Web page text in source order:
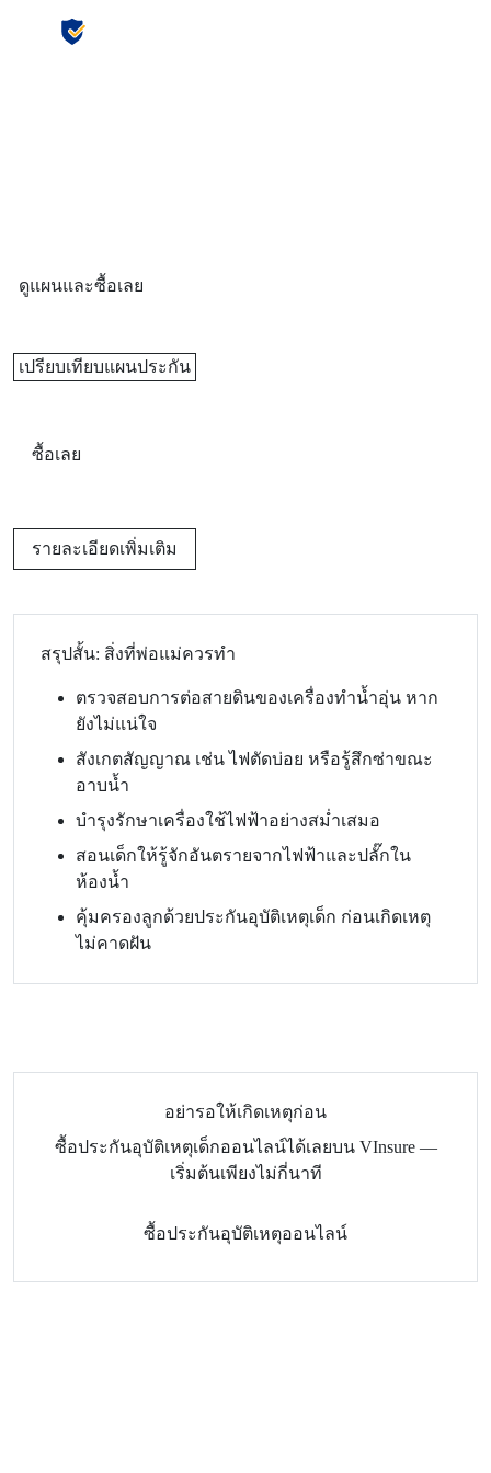
ดูแผนและซื้อเลย
เปรียบเทียบแผนประกัน
ซื้อเลย
รายละเอียดเพิ่มเติม
สรุปสั้น: สิ่งที่พ่อแม่ควรทำ
ตรวจสอบการต่อสายดินของเครื่องทำน้ำอุ่น หาก
ยังไม่แน่ใจ
สังเกตสัญญาณ เช่น ไฟตัดบ่อย หรือรู้สึกซ่าขณะ
อาบน้ำ
บำรุงรักษาเครื่องใช้ไฟฟ้าอย่างสม่ำเสมอ
สอนเด็กให้รู้จักอันตรายจากไฟฟ้าและปลั๊กใน
ห้องน้ำ
คุ้มครองลูกด้วยประกันอุบัติเหตุเด็ก ก่อนเกิดเหตุ
ไม่คาดฝัน
อย่ารอให้เกิดเหตุก่อน
ซื้อประกันอุบัติเหตุเด็กออนไลน์ได้เลยบน VInsure —
เริ่มต้นเพียงไม่กี่นาที
ซื้อประกันอุบัติเหตุออนไลน์